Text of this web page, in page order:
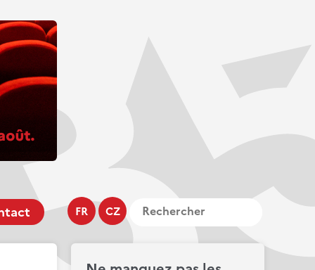
FR CZ